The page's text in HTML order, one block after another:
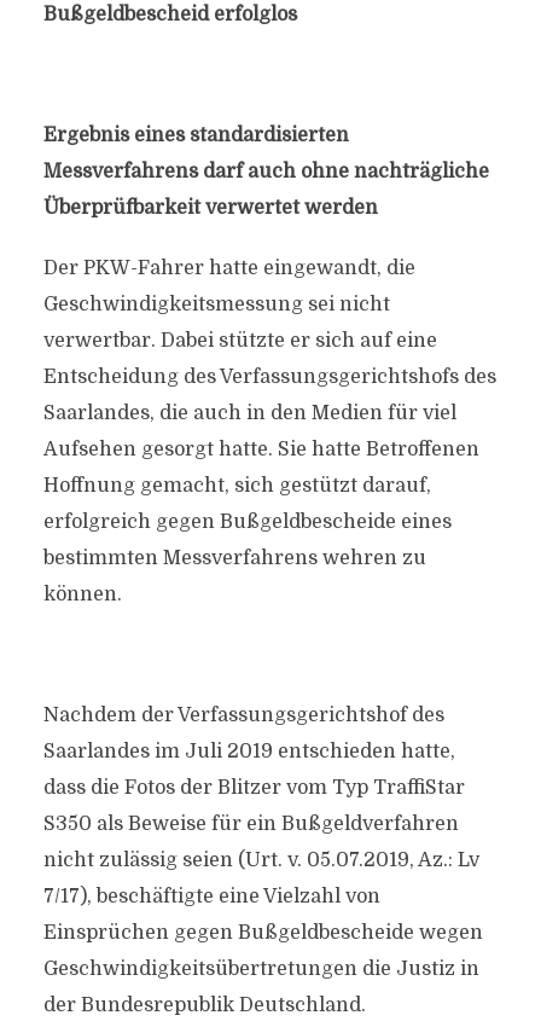
Bußgeldbescheid erfolglos
Ergebnis eines standardisierten
Messverfahrens darf auch ohne nachträgliche
Überprüfbarkeit verwertet werden
Der PKW-Fahrer hatte eingewandt, die
Geschwindigkeitsmessung sei nicht
verwertbar. Dabei stützte er sich auf eine
Entscheidung des Verfassungsgerichtshofs des
Saarlandes, die auch in den Medien für viel
Aufsehen gesorgt hatte. Sie hatte Betroffenen
Hoffnung gemacht, sich gestützt darauf,
erfolgreich gegen Bußgeldbescheide eines
bestimmten Messverfahrens wehren zu
können.
Nachdem der Verfassungsgerichtshof des
Saarlandes im Juli 2019 entschieden hatte,
dass die Fotos der Blitzer vom Typ TraffiStar
S350 als Beweise für ein Bußgeldverfahren
nicht zulässig seien (Urt. v. 05.07.2019, Az.: Lv
7/17), beschäftigte eine Vielzahl von
Einsprüchen gegen Bußgeldbescheide wegen
Geschwindigkeitsübertretungen die Justiz in
der Bundesrepublik Deutschland.